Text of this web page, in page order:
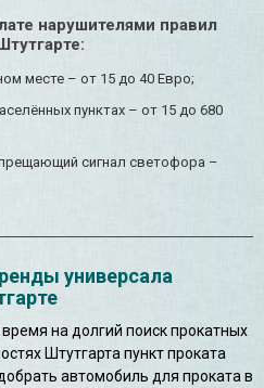
нарушителями правил
месте – от 15 до 40 Евро;
пунктах – от 15 до 680
сигнал светофора –
универсала
на долгий поиск прокатных
Штутгарта пункт проката
автомобиль для проката в